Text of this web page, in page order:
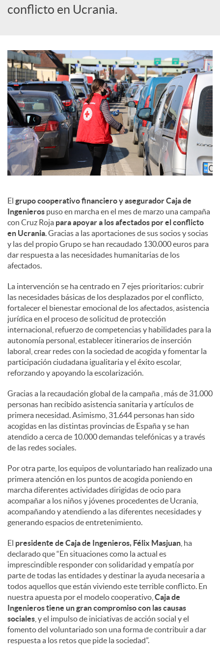
e
c
o
n
t
e
n
i
d
o
s
conflicto en Ucrania.
El grupo cooperativo financiero y asegurador Caja de
Ingenieros puso en marcha en el mes de marzo una campaña
con Cruz Roja para apoyar a los afectados por el conflicto
en Ucrania. Gracias a las aportaciones de sus socios y socias
y las del propio Grupo se han recaudado 130.000 euros para
dar respuesta a las necesidades humanitarias de los
afectados.
La intervención se ha centrado en 7 ejes prioritarios: cubrir
las necesidades básicas de los desplazados por el conflicto,
fortalecer el bienestar emocional de los afectados, asistencia
jurídica en el proceso de solicitud de protección
internacional, refuerzo de competencias y habilidades para la
autonomía personal, establecer itinerarios de inserción
laboral, crear redes con la sociedad de acogida y fomentar la
participación ciudadana igualitaria y el éxito escolar,
reforzando y apoyando la escolarización.
Gracias a la recaudación global de la campaña , más de 31.000
personas han recibido asistencia sanitaria y artículos de
primera necesidad. Asimismo, 31.644 personas han sido
acogidas en las distintas provincias de España y se han
atendido a cerca de 10.000 demandas telefónicas y a través
de las redes sociales.
Por otra parte, los equipos de voluntariado han realizado una
primera atención en los puntos de acogida poniendo en
marcha diferentes actividades dirigidas de ocio para
acompañar a los niños y jóvenes procedentes de Ucrania,
acompañando y atendiendo a las diferentes necesidades y
generando espacios de entretenimiento.
El presidente de Caja de Ingenieros, Félix Masjuan , ha
declarado que “En situaciones como la actual es
imprescindible responder con solidaridad y empatía por
parte de todas las entidades y destinar la ayuda necesaria a
todos aquellos que están viviendo este terrible conflicto. En
nuestra apuesta por el modelo cooperativo, Caja de
Ingenieros tiene un gran compromiso con las causas
sociales , y el impulso de iniciativas de acción social y el
fomento del voluntariado son una forma de contribuir a dar
respuesta a los retos que pide la sociedad”.